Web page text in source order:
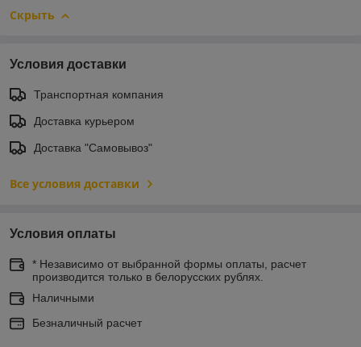
Скрыть
Условия доставки
Транспортная компания
Доставка курьером
Доставка "Самовывоз"
Все условия доставки
Условия оплаты
* Независимо от выбранной формы оплаты, расчет
производится только в белорусских рублях.
Наличными
Безналичный расчет